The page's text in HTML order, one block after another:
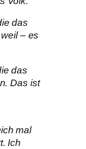
das
– es
das
Das ist
mal
Ich